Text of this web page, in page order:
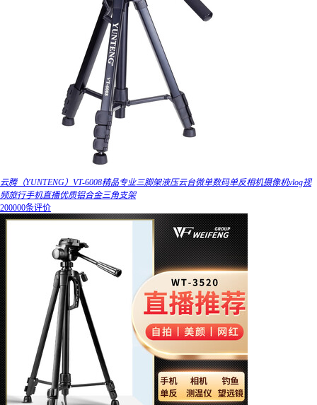
云腾（YUNTENG）VT-6008精品专业三脚架液压云台微单数码单反相机摄像机vlog视
频旅行手机直播优质铝合金三角支架
200000条评价